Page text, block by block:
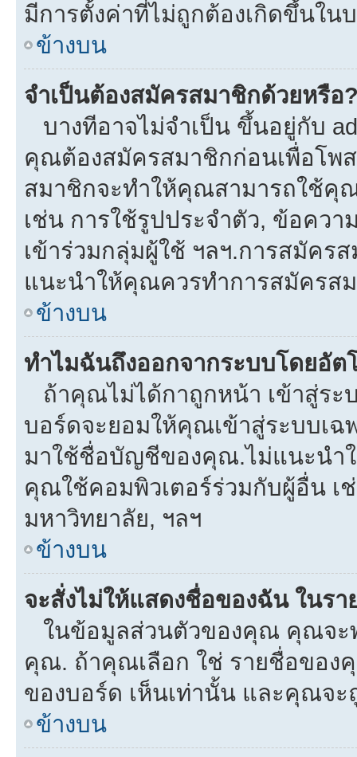
มีการตั้งค่าที่ไม่ถูกต้องเกิดขึ้นใน
ข้างบน
จำเป็นต้องสมัครสมาชิกด้วยหรือ
บางทีอาจไม่จำเป็น ขึ้นอยู่กับ
คุณต้องสมัครสมาชิกก่อนเพื่อโพ
สมาชิกจะทำให้คุณสามารถใช้คุ
เช่น การใช้รูปประจำตัว, ข้อคว
เข้าร่วมกลุ่มผู้ใช้ ฯลฯ.การสมัคร
แนะนำให้คุณควรทำการสมัครส
ข้างบน
ทำไมฉันถึงออกจากระบบโดยอัต
ถ้าคุณไม่ได้กาถูกหน้า เข้าสู่ระ
บอร์ดจะยอมให้คุณเข้าสู่ระบบเ
มาใช้ชื่อบัญชีของคุณ.ไม่แนะนำ
คุณใช้คอมพิวเตอร์ร่วมกับผู้อื่น เ
มหาวิทยาลัย, ฯลฯ
ข้างบน
จะสั่งไม่ให้แสดงชื่อของฉัน ในร
ในข้อมูลส่วนตัวของคุณ คุณจะ
คุณ. ถ้าคุณเลือก ใช่ รายชื่อของ
ของบอร์ด เห็นเท่านั้น และคุณจ
ข้างบน